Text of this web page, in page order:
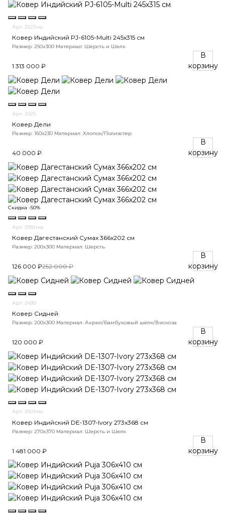
Арт. 2521нш
Ковер Индийский PJ-6105-Multi 245x315 см
Размер: 250x300 Материал: Шерсть и Шелк
1 313 000 ₽
В
корзину
Арт. 2925
Ковер Дели
Размер: 160х230 Материал: Хлопок/Полиэстер
40 000 ₽
В
корзину
Скидка -50%
Арт. 2992нш
Ковер Дагестанский Сумах 366х202 см
Размер: 200x300 Материал: Шерсть
126 000 ₽252 000 ₽
В
корзину
Арт. 2430
Ковер Сидней
Размер: 200x300 Материал: Акрил/Бамбуковый шёлк/Вискоза
120 000 ₽
В
корзину
Арт. 2501нш
Ковер Индийский DE-1307-Ivory 273x368 см
Размер: 270x370 Материал: Шерсть и Шелк
1 481 000 ₽
В
корзину